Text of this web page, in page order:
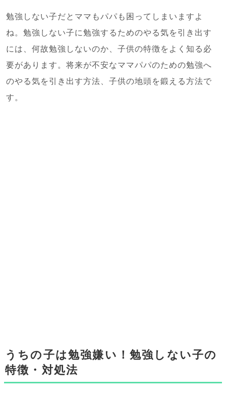
勉強しない子だとママもパパも困ってしまいますよ
ね。勉強しない子に勉強するためのやる気を引き出す
には、何故勉強しないのか、子供の特徴をよく知る必
要があります。将来が不安なママパパのための勉強へ
のやる気を引き出す方法、子供の地頭を鍛える方法で
す。
うちの子は勉強嫌い！勉強しない子の
特徴・対処法